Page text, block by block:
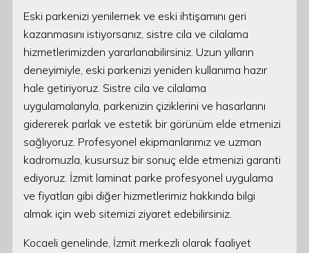
Eski parkenizi yenilemek ve eski ihtişamını geri
kazanmasını istiyorsanız, sistre cila ve cilalama
hizmetlerimizden yararlanabilirsiniz. Uzun yılların
deneyimiyle, eski parkenizi yeniden kullanıma hazır
hale getiriyoruz. Sistre cila ve cilalama
uygulamalarıyla, parkenizin çiziklerini ve hasarlarını
gidererek parlak ve estetik bir görünüm elde etmenizi
sağlıyoruz. Profesyonel ekipmanlarımız ve uzman
kadromuzla, kusursuz bir sonuç elde etmenizi garanti
ediyoruz. İzmit laminat parke profesyonel uygulama
ve fiyatları gibi diğer hizmetlerimiz hakkında bilgi
almak için web sitemizi ziyaret edebilirsiniz.
Kocaeli genelinde, İzmit merkezli olarak faaliyet